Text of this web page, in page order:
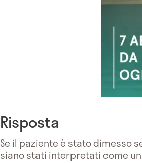
Risposta
Se il paziente è stato dimesso
siano stati interpretati come